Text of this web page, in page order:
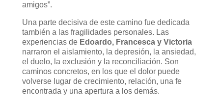
amigos”.
Una parte decisiva de este camino fue dedicada
también a las fragilidades personales. Las
experiencias de Edoardo, Francesca y Victoria
narraron el aislamiento, la depresión, la ansiedad,
el duelo, la exclusión y la reconciliación. Son
caminos concretos, en los que el dolor puede
volverse lugar de crecimiento, relación, una fe
encontrada y una apertura a los demás.